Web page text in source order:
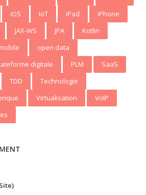
iOS IoT iPad
iPhone
JAX-WS JPA
Kotlin
open data
digitale PLM
SaaS
TDD
Technologie
Virtualisation
VoIP